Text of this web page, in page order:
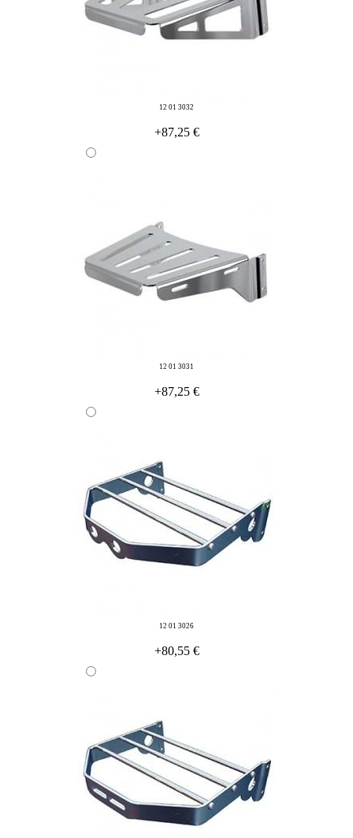
12 01 3032
+87,25 €
12 01 3031
+87,25 €
12 01 3026
+80,55 €